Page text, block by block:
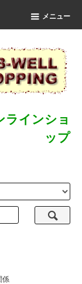
メニュー
ラインショ
ップ
係